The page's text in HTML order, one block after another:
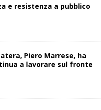
e resistenza a pubblico
Piero Marrese, ha
a lavorare sul fronte